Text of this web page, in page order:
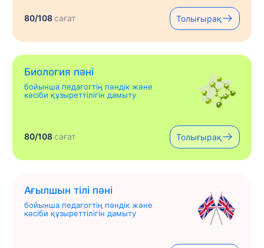
80/108сағат Толығырақ
Биология пәні
бойынша педагогтің пәндік және
кәсіби құзыреттілігін дамыту
80/108сағат Толығырақ
Ағылшын тілі пәні
бойынша педагогтің пәндік және
кәсіби құзыреттілігін дамыту